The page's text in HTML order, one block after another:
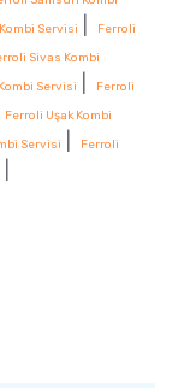
Servisi
Ferroli
Sivas Kombi
Servisi
Ferroli
Ferroli Uşak Kombi
Servisi
Ferroli